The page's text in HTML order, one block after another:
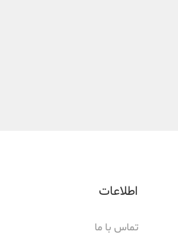
اطلاعات
تماس با ما